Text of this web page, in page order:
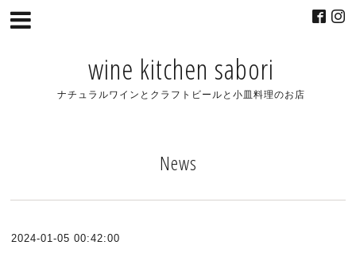
wine kitchen sabori
ナチュラルワインとクラフトビールと小皿料理のお店
News
2024-01-05 00:42:00